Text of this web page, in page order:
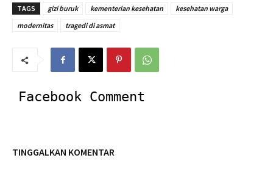
TAGS gizi buruk kementerian kesehatan
kesehatan warga
modernitas
tragedi di asmat
Facebook Comment
TINGGALKAN KOMENTAR